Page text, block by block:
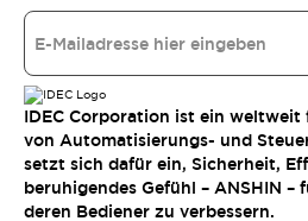
IDEC Corporation ist ein
von Automatisierungs- und
setzt sich dafür ein, Sicherheit,
beruhigendes Gefühl – ANSHIN –
deren Bediener zu verbessern.